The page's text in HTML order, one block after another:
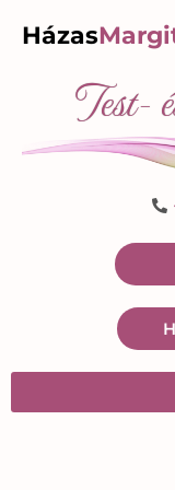
Házas
Test-